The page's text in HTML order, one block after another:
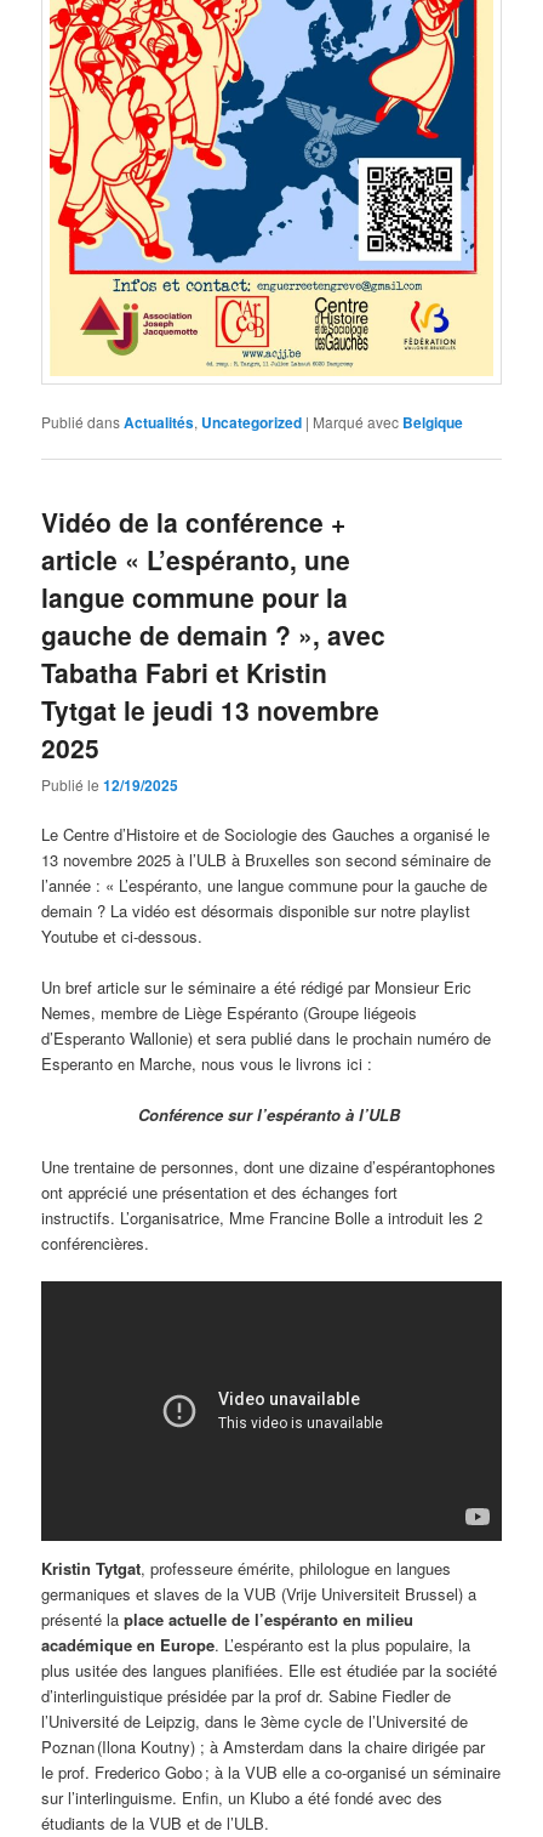
Publié dansActualités, Uncategorized | Marqué avec Belgique
Vidéo de la conférence +
article « L’espéranto, une
langue commune pour la
gauche de demain ? », avec
Tabatha Fabri et Kristin
Tytgat le jeudi 13 novembre
2025
Publié le12/19/2025
Le Centre d’Histoire et de Sociologie des Gauches a organisé le
13 novembre 2025 à l’ULB à Bruxelles son second séminaire de
l’année : « L’espéranto, une langue commune pour la gauche de
demain ? La vidéo est désormais disponible sur notre playlist
Youtube et ci-dessous.
Un bref article sur le séminaire a été rédigé par Monsieur Eric
Nemes, membre de Liège Espéranto (Groupe liégeois
d’Esperanto Wallonie) et sera publié dans le prochain numéro de
Esperanto en Marche, nous vous le livrons ici :
Conférence sur l’espéranto à l’ULB
Une trentaine de personnes, dont une dizaine d’espérantophones
ont apprécié une présentation et des échanges fort
instructifs. L’organisatrice, Mme Francine Bolle a introduit les 2
conférencières.
Kristin Tytgat, professeure émérite, philologue en langues
germaniques et slaves de la VUB (Vrije Universiteit Brussel) a
présenté laplace actuelle de l’espéranto en milieu
académique en Europe. L’espéranto est la plus populaire, la
plus usitée des langues planifiées. Elle est étudiée par la société
d’interlinguistique présidée par la prof dr. Sabine Fiedler de
l’Université de Leipzig, dans le 3ème cycle de l’Université de
Poznan (Ilona Koutny) ; à Amsterdam dans la chaire dirigée par
le prof. Frederico Gobo ; à la VUB elle a co-organisé un séminaire
sur l’interlinguisme. Enfin, un Klubo a été fondé avec des
étudiants de la VUB et de l’ULB.